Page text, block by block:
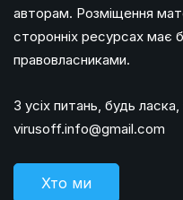
авторам. Розміщення
сторонніх ресурсах має
правовласниками.
З усіх питань, будь
virusoff.info@gmail.com
Хто ми